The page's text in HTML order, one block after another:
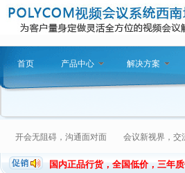
首页 产品中心 解决方案
开会无阻碍，沟通面对面 会议新视界，交
国内正品行货，全国低价，三年